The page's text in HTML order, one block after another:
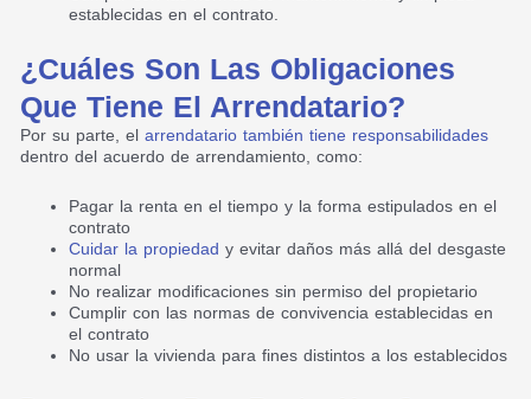
establecidas en el contrato.
¿Cuáles Son Las Obligaciones
Que Tiene El Arrendatario?
Por su parte, elarrendatario también tiene responsabilidades
dentro del acuerdo de arrendamiento, como:
Pagar la renta en el tiempo y la forma estipulados en el
contrato
Cuidar la propiedad y evitar daños más allá del desgaste
normal
No realizar modificaciones sin permiso del propietario
Cumplir con las normas de convivencia establecidas en
el contrato
No usar la vivienda para fines distintos a los establecidos